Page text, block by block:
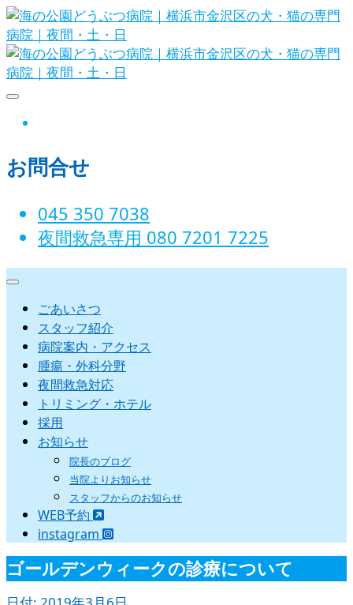
Skip
to
content
日
お問合せ
045 350 7038‬
夜間救急専用 080 7201 7225‬
ごあいさつ
スタッフ紹介
病院案内・アクセス
腫瘍・外科分野
夜間救急対応
トリミング・ホテル
採用
お知らせ
院長のブログ
当院よりお知らせ
スタッフからのお知らせ
WEB予約
instagram
ゴールデンウィークの診療について